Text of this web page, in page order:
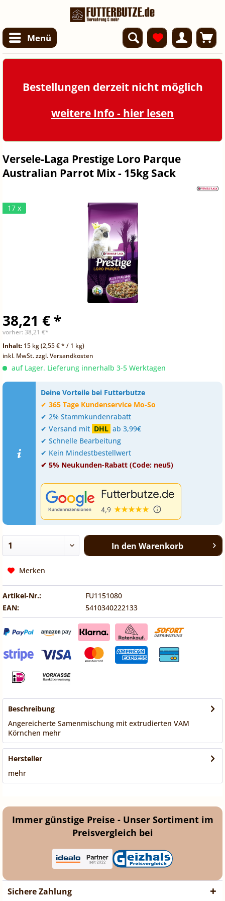
Menü
Bestellungen derzeit nicht möglich
weitere Info - hier lesen
Versele-Laga Prestige Loro Parque
Australian Parrot Mix - 15kg Sack
17 x
38,21 € *
vorher: 38,21 €*
Inhalt: 15 kg (2,55 € * / 1 kg)
inkl. MwSt.zzgl. Versandkosten
auf Lager. Lieferung innerhalb 3-5 Werktagen
Deine Vorteile bei Futterbutze
✔ 365 Tage Kundenservice Mo-So
✔ 2% Stammkundenrabatt
✔ Versand mit DHL ab 3,99€
✔ Schnelle Bearbeitung
✔ Kein Mindestbestellwert
✔ 5% Neukunden-Rabatt (Code: neu5)
In den Warenkorb
Merken
Artikel-Nr.:
FU1151080
EAN:
5410340222133
Beschreibung
Angereicherte Samenmischung mit extrudierten VAM
Körnchen mehr
Hersteller
mehr
Immer günstige Preise - Unser Sortiment im
Preisvergleich bei
Sichere Zahlung